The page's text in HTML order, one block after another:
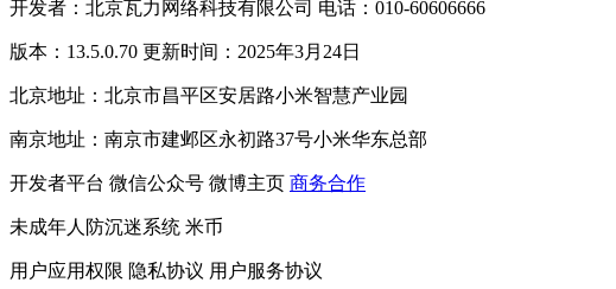
开发者：北京瓦力网络科技有限公司 电话：010-60606666
版本：13.5.0.70 更新时间：2025年3月24日
北京地址：北京市昌平区安居路小米智慧产业园
南京地址：南京市建邺区永初路37号小米华东总部
开发者平台 微信公众号 微博主页 商务合作
未成年人防沉迷系统 米币
用户应用权限 隐私协议 用户服务协议